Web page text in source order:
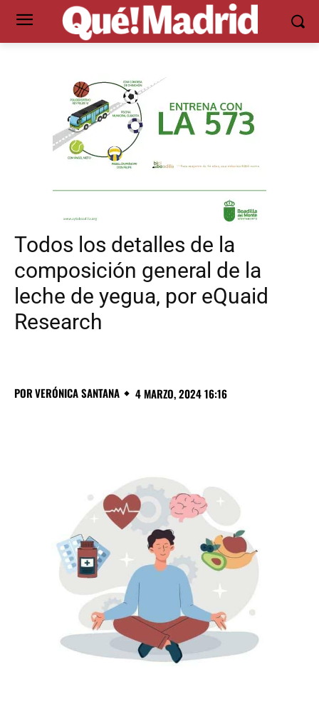
Todos los detalles de la
composición general de la
leche de yegua, por eQuaid
Research
PORVERÓNICA SANTANA 4 MARZO, 2024 16:16